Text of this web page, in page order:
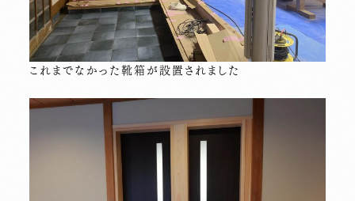
これまでなかった靴箱が設置されました